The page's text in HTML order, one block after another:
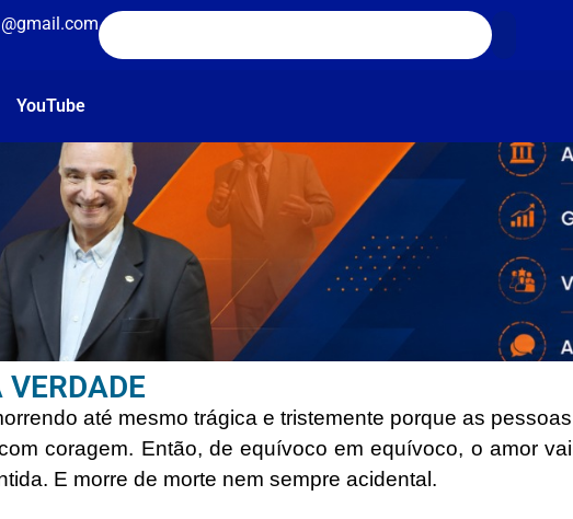
YouTube
até mesmo trágica e tristemente porque as pessoas
coragem. Então, de equívoco em equívoco, o amor vai
E morre de morte nem sempre acidental.